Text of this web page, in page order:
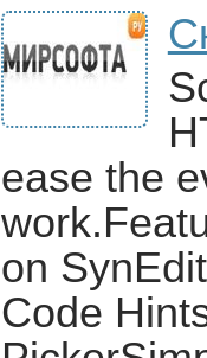
ease the
on
Code